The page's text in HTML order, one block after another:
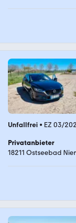
Unfallfrei • EZ 03/
Privatanbieter
18211 Ostseebad